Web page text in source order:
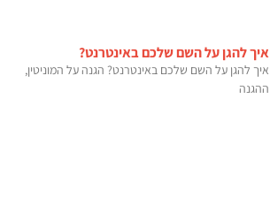
איך להגן על השם שלכם באינטרנט?
איך להגן על השם שלכם באינטרנט? הגנה על המוניטין,
ההגנה